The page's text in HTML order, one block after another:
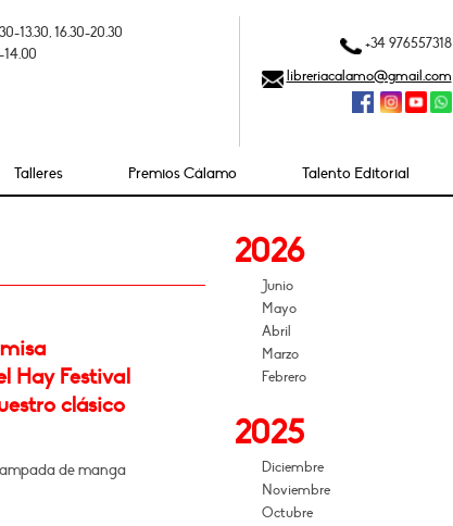
13.30, 16.30-20.30
14.00
+34 976557318
libreriacalamo@gmail.com
Talleres Premios Cálamo Talento Editorial
Hay Festival
clásico
de manga
2026
Junio
Mayo
Abril
Marzo
Febrero
2025
Diciembre
Noviembre
Octubre